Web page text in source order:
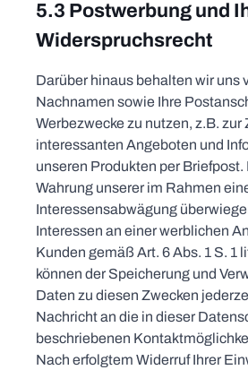
5.3 Postwerbung und
Widerspruchsrecht
Darüber hinaus behalten wir uns
Nachnamen sowie Ihre
Werbezwecke zu nutzen, z.B. zur
interessanten Angeboten und
unseren Produkten per Briefpost.
Wahrung unserer im Rahmen
Interessensabwägung
Interessen an einer werblichen
Kunden gemäß Art. 6 Abs. 1 S. 1
können der Speicherung und
Daten zu diesen Zwecken
Nachricht an die in dieser
beschriebenen
Nach erfolgtem Widerruf Ihrer